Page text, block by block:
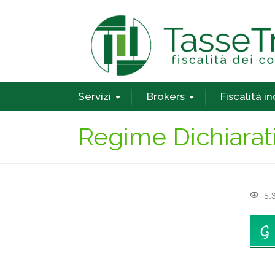
Servizi Brokers Fiscalità
Regime